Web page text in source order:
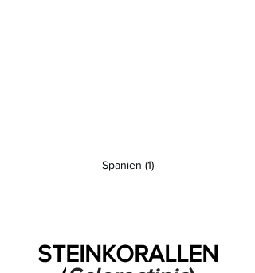
Spanien (1)
STEINKORALLEN